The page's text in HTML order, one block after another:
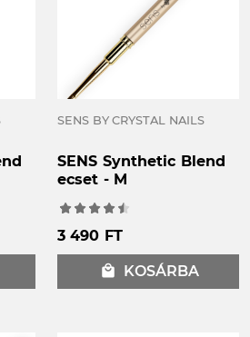
SENS BY CRYSTAL NAILS
SENS Synthetic Blend
ecset - M
3 490 FT
local_mall KOSÁRBA